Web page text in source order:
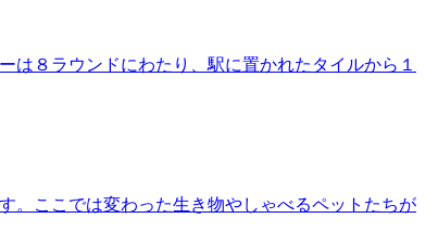
は８ラウンドにわたり、駅に置かれたタイルから１
。ここでは変わった生き物やしゃべるペットたちが